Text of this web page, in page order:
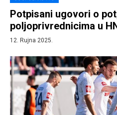
Potpisani ugovori o
poljoprivrednicima u
12. Rujna 2025.